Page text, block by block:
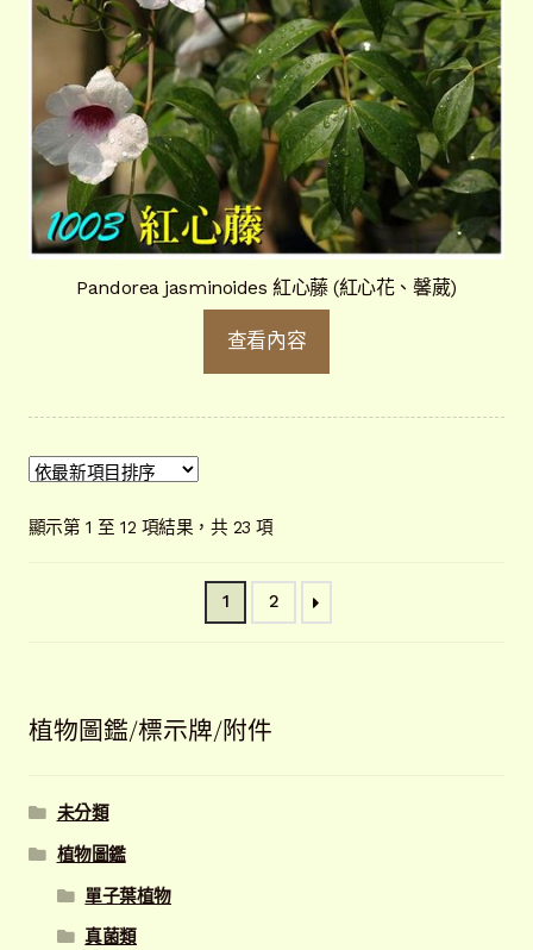
Pandorea jasminoides 紅心藤 (紅心花、馨葳)
查看內容
顯示第 1 至 12 項結果，共 23 項依
新
項
1 2
植物圖鑑/標示牌/附件
未分類
植物圖鑑
單子葉植物
真菌類